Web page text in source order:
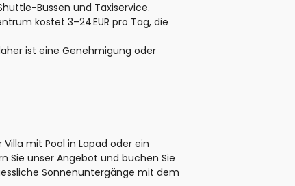
Bussen und Taxiservice.
kostet 3–24 EUR pro Tag, die
ist eine Genehmigung oder
mit Pool in Lapad oder ein
Sie unser Angebot und buchen Sie
Sonnenuntergänge mit dem